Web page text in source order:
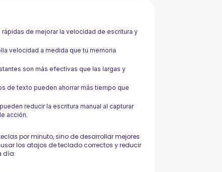
de mejorar la velocidad de escritura y
velocidad a medida que tu memoria
son más efectivas que las largas y
de texto pueden ahorrar más tiempo que
reducir la escritura manual al capturar
acción.
por minuto, sino de desarrollar mejores
los atajos de teclado correctos y reducir
día.